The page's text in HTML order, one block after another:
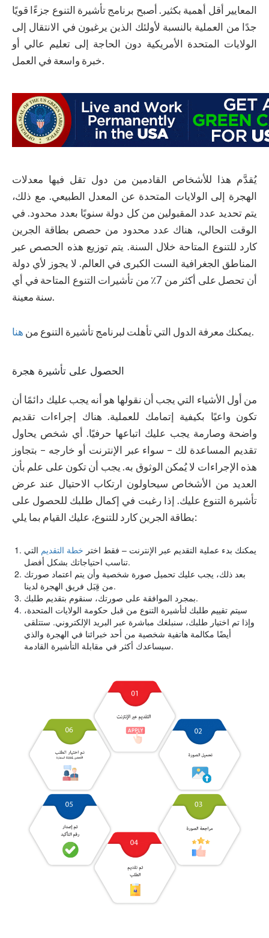
المعايير أقل أهمية بكثير. أصبح برنامج تأشيرة التنوع جزءًا قويًا
جدًا من العملية بالنسبة لأولئك الذين يرغبون في الانتقال إلى
الولايات المتحدة الأمريكية دون الحاجة إلى تعليم عالي أو
خبرة واسعة في العمل.
يُقدَّم هذا للأشخاص القادمين من دول تقل فيها معدلات
الهجرة إلى الولايات المتحدة عن المعدل الطبيعي. مع ذلك،
يتم تحديد عدد المقبولين من كل دولة سنويًا بعدد محدود. في
الوقت الحالي، هناك عدد محدود من حصص بطاقة الجرين
كارد للتنوع المتاحة خلال السنة. يتم توزيع هذه الحصص عبر
المناطق الجغرافية الست الكبرى في العالم. لا يجوز لأي دولة
أن تحصل على أكثر من 7٪ من تأشيرات التنوع المتاحة في أي
سنة معينة.
يمكنك معرفة الدول التي تأهلت لبرنامج تأشيرة التنوع من هنا .
الحصول على تأشيرة هجرة
من أول الأشياء التي يجب أن نقولها هو أنه يجب عليك دائمًا أن
تكون واعيًا بكيفية إتمامك للعملية. هناك إجراءات تقديم
واضحة وصارمة يجب عليك اتباعها حرفيًا. أي شخص يحاول
تقديم المساعدة لك – سواء عبر الإنترنت أو خارجه – بتجاوز
هذه الإجراءات لا يُمكن الوثوق به. يجب أن تكون على علم بأن
العديد من الأشخاص سيحاولون ارتكاب الاحتيال عند عرض
تأشيرة التنوع عليك. إذا رغبت في إكمال طلبك للحصول على
بطاقة الجرين كارد للتنوع، عليك القيام بما يلي:
يمكنك بدء عملية التقديم عبر الإنترنت – فقط اختر خطة التقديم التي
تناسب احتياجاتك بشكل أفضل.
بعد ذلك، يجب عليك تحميل صورة شخصية وأن يتم اعتماد صورتك
من قِبَل فريق الهجرة لدينا.
بمجرد الموافقة على صورتك، سنقوم بتقديم طلبك.
سيتم تقييم طلبك لتأشيرة التنوع من قبل حكومة الولايات المتحدة،
وإذا تم اختيار طلبك، سنبلغك مباشرة عبر البريد الإلكتروني. ستتلقى
أيضًا مكالمة هاتفية شخصية من أحد خبرائنا في الهجرة والذي
سيساعدك أكثر في مقابلة التأشيرة القادمة.